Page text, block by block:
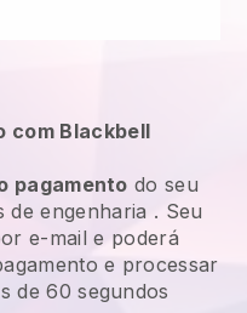
com Blackbell
pagamento do seu
de engenharia . Seu
e-mail e poderá
e processar
de 60 segundos